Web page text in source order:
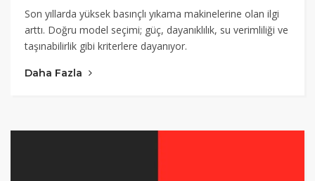
Son yıllarda yüksek basınçlı yıkama makinelerine olan ilgi
arttı. Doğru model seçimi; güç, dayanıklılık, su verimliliği ve
taşınabilirlik gibi kriterlere dayanıyor.
Daha Fazla